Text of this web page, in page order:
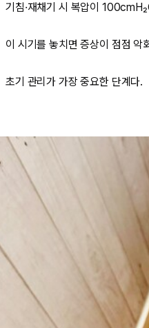
기침·재채기 시 복압이
이 시기를 놓치면 증상이 점점 악
초기 관리가 가장 중요한 단계다.